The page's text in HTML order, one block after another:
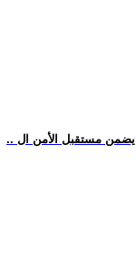
مستقبل الأمن ال